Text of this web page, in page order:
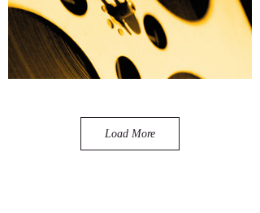
Load More